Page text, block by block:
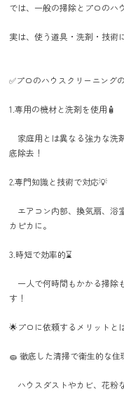
では、一般の掃除とプロのハ
実は、使う道具・洗剤・技術
✅プロのハウスクリーニング
1.専用の機材と洗剤を使用🧴
家庭用とは異なる強力な洗
底除去！
2.専門知識と技術で対応💡
エアコン内部、換気扇、浴
カピカに。
3.時短で効率的⌛
一人で何時間もかかる掃除
す！
🌟プロに依頼するメリットと
🧽 徹底した清掃で衛生的な住
ハウスダストやカビ、花粉